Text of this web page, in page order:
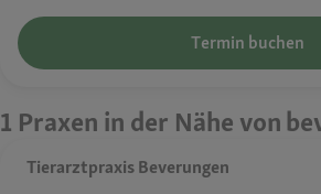
Termin buchen
1 Praxen in der Nähe von
Tierarztpraxis Beverungen